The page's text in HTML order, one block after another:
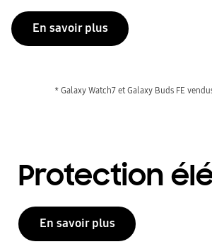
En savoir plus
* Galaxy Watch7 et Galaxy Buds FE
Protection
En savoir plus